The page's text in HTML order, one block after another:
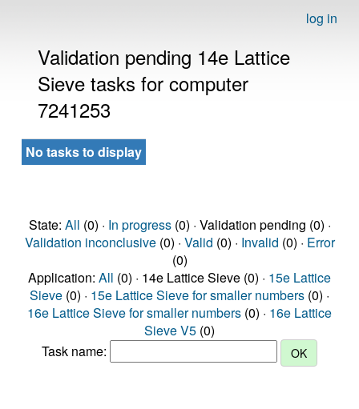
log in
Validation pending 14e Lattice
Sieve tasks for computer
7241253
No tasks to display
State: All (0) · In progress(0) · Validation pending (0) ·
Validation inconclusive(0) · Valid (0) · Invalid (0) · Error
(0)
Application: All (0) · 14e Lattice Sieve (0) · 15e Lattice
Sieve (0) · 15e Lattice Sieve for smaller numbers (0) ·
16e Lattice Sieve for smaller numbers (0) · 16e Lattice
Sieve V5 (0)
Task name: